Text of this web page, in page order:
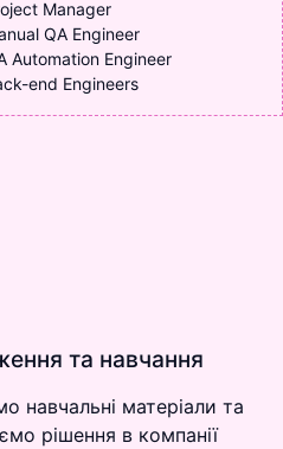
Manager
QA Engineer
Automation Engineer
end Engineers
та навчання
навчальні матеріали та
рішення в компанії